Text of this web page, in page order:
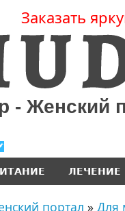
Заказать
- Женский
ЛЕЧЕНИЕ
портал » Для